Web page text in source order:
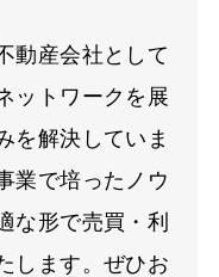
動産会社として
ットワークを展
を解決していま
業で培ったノウ
な形で売買・利
します。ぜひお